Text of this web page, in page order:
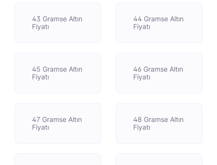
43 Gramse Altın
Fiyatı
44 Gramse Altın
Fiyatı
45 Gramse Altın
Fiyatı
46 Gramse Altın
Fiyatı
47 Gramse Altın
Fiyatı
48 Gramse Altın
Fiyatı